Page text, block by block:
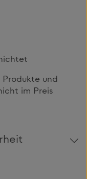
und
im Preis